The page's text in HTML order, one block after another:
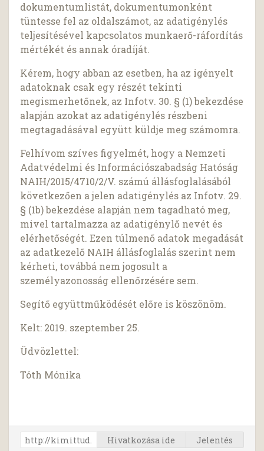
dokumentumlistát, dokumentumonként
tüntesse fel az oldalszámot, az adatigénylés
teljesítésével kapcsolatos munkaerő-ráfordítás
mértékét és annak óradíját.
Kérem, hogy abban az esetben, ha az igényelt
adatoknak csak egy részét tekinti
megismerhetőnek, az Infotv. 30. § (1) bekezdése
alapján azokat az adatigénylés részbeni
megtagadásával együtt küldje meg számomra.
Felhívom szíves figyelmét, hogy a Nemzeti
Adatvédelmi és Információszabadság Hatóság
NAIH/2015/4710/2/V. számú állásfoglalásából
következően a jelen adatigénylés az Infotv. 29.
§ (1b) bekezdése alapján nem tagadható meg,
mivel tartalmazza az adatigénylő nevét és
elérhetőségét. Ezen túlmenő adatok megadását
az adatkezelő NAIH állásfoglalás szerint nem
kérheti, továbbá nem jogosult a
személyazonosság ellenőrzésére sem.
Segítő együttműködését előre is köszönöm.
Kelt: 2019. szeptember 25.
Üdvözlettel:
Tóth Mónika
Hivatkozása ide Jelentés